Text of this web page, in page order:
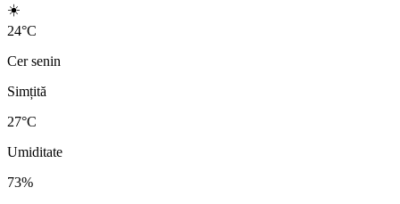
☀️
24°C
Cer senin
Simțită
27°C
Umiditate
73%